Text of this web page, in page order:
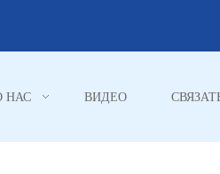
НАС ВИДЕО